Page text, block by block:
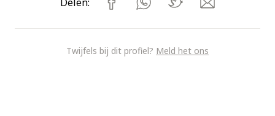
Twijfels bij dit profiel? Meld het ons